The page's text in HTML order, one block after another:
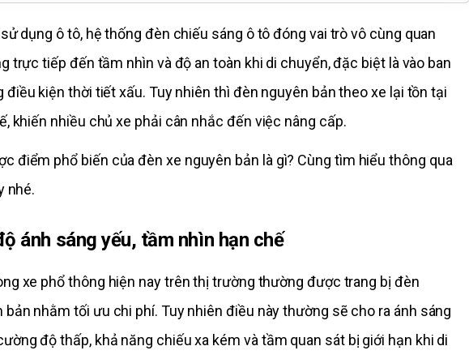
dụng ô tô, hệ thống đèn chiếu sáng ô tô đóng vai trò vô cùng quan
trực tiếp đến tầm nhìn và độ an toàn khi di chuyển, đặc biệt là vào ban
kiện thời tiết xấu. Tuy nhiên thì đèn nguyên bản theo xe lại tồn tại
khiến nhiều chủ xe phải cân nhắc đến việc nâng cấp.
điểm phổ biến của đèn xe nguyên bản là gì? Cùng tìm hiểu thông qua
nhé.
ánh sáng yếu, tầm nhìn hạn chế
xe phổ thông hiện nay trên thị trường thường được trang bị đèn
bản nhằm tối ưu chi phí. Tuy nhiên điều này thường sẽ cho ra ánh sáng
độ thấp, khả năng chiếu xa kém và tầm quan sát bị giới hạn khi di